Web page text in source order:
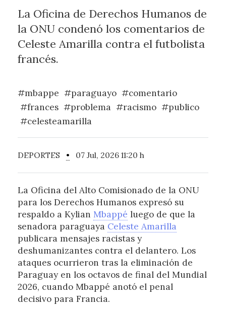
La Oficina de Derechos Humanos de
la ONU condenó los comentarios de
Celeste Amarilla contra el futbolista
francés.
#mbappe #paraguayo #comentario
#frances #problema #racismo #publico
#celesteamarilla
DEPORTES • 07 Jul, 2026 11:20 h
La Oficina del Alto Comisionado de la ONU
para los Derechos Humanos expresó su
respaldo a Kylian Mbappé luego de que la
senadora paraguaya Celeste Amarilla
publicara mensajes racistas y
deshumanizantes contra el delantero. Los
ataques ocurrieron tras la eliminación de
Paraguay en los octavos de final del Mundial
2026, cuando Mbappé anotó el penal
decisivo para Francia.